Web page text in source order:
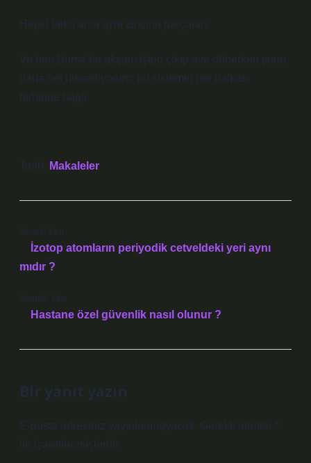
Hepsi farklı ama aynı zincirin parçaları.
Ve ben Bursa’da akşam işten çıkıp eve dönerken şunu
daha net hissediyorum: bu sistemin her halkası
birbirine bağlı.
Tarih: Makaleler
Önceki Yazı
İzotop atomların periyodik cetveldeki yeri aynı
mıdır ?
Sonraki Yazı
Hastane özel güvenlik nasıl olunur ?
Bir yanıt yazın
E-posta adresiniz yayınlanmayacak. Gerekli alanlar *
ile işaretlenmişlerdir